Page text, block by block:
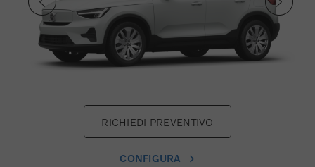
RICHIEDI PREVENTIVO
CONFIGURA